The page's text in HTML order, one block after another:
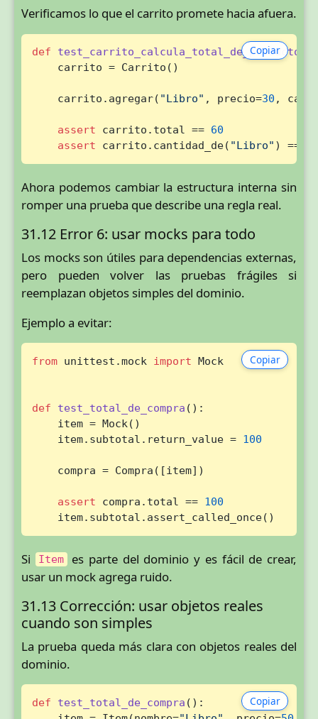
Verificamos lo que el carrito promete hacia afuera.
Copiar
def
    carrito = Carrito()
    carrito.agregar(
"Libro" , precio=30 ,
assert carrito.total == 60
assert carrito.cantidad_de( "Libro" ) ==
Ahora podemos cambiar la estructura interna sin
romper una prueba que describe una regla real.
31.12 Error 6: usar mocks para todo
Los mocks son útiles para dependencias externas,
pero pueden volver las pruebas frágiles si
reemplazan objetos simples del dominio.
Ejemplo a evitar:
Copiar
from unittest.mock import Mock
def test_total_de_compra ():
    item = Mock()
    item.subtotal.return_value =
100
    compra = Compra([item])
assert compra.total == 100
    item.subtotal.assert_called_once()
Si Item es parte del dominio y es fácil de crear,
usar un mock agrega ruido.
31.13 Corrección: usar objetos reales
cuando son simples
La prueba queda más clara con objetos reales del
dominio.
Copiar
def test_total_de_compra ():